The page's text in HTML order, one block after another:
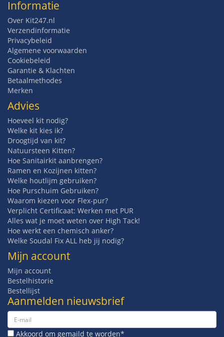
Informatie
Over Kit247.nl
Verzendinformatie
Privacybeleid
Algemene voorwaarden
Cookiebeleid
Garantie & Klachten
Betaalmethodes
Merken
Advies
Hoeveel kit nodig?
Welke kit kies ik?
Droogtijd van kit?
Natuursteen Kitten?
Hoe Sanitairkit aanbrengen?
Ramen en Kozijnen kitten?
Welke houtlijm gebruiken?
Hoe Purschuim Gebruiken?
Waarom kiezen voor Flex-pur?
Verplicht Certificaat: Werken met PUR
Alles wat je moet weten over High Tack!
Hoe werkt een chemisch anker?
Welke Soudal Fix ALL heb jij nodig?
Mijn account
Mijn account
Bestelhistorie
Bestellijst
Aanmelden nieuwsbrief
Akkoord om gemaild te worden*